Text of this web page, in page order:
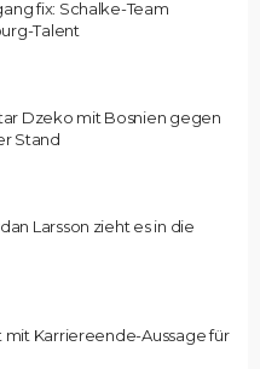
fix: Schalke-Team
Talent
Dzeko mit Bosnien gegen
Stand
Larsson zieht es in die
mit Karriereende-Aussage für